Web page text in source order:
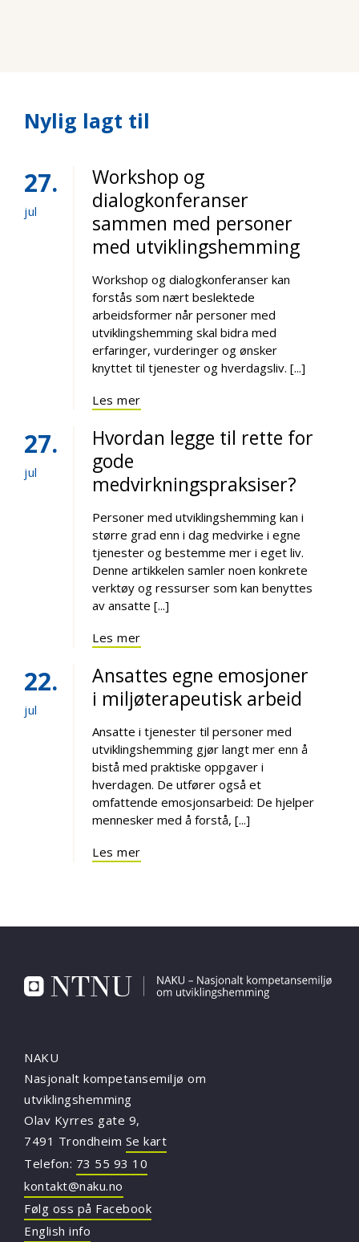
Nylig lagt til
27
jul
Workshop og
dialogkonferanser
sammen med personer
med utviklingshemming
Workshop og dialogkonferanser kan
forstås som nært beslektede
arbeidsformer når personer med
utviklingshemming skal bidra med
erfaringer, vurderinger og ønsker
knyttet til tjenester og hverdagsliv. [...]
Les mer
27
jul
Hvordan legge til rette for
gode
medvirkningspraksiser?
Personer med utviklingshemming kan i
større grad enn i dag medvirke i egne
tjenester og bestemme mer i eget liv.
Denne artikkelen samler noen konkrete
verktøy og ressurser som kan benyttes
av ansatte [...]
Les mer
22
jul
Ansattes egne emosjoner
i miljøterapeutisk arbeid
Ansatte i tjenester til personer med
utviklingshemming gjør langt mer enn å
bistå med praktiske oppgaver i
hverdagen. De utfører også et
omfattende emosjonsarbeid: De hjelper
mennesker med å forstå, [...]
Les mer
NAKU
Nasjonalt kompetansemiljø om
utviklingshemming
Olav Kyrres gate 9,
7491 Trondheim Se kart
Telefon: 73 55 93 10
kontakt@naku.no
Følg oss på Facebook
English info